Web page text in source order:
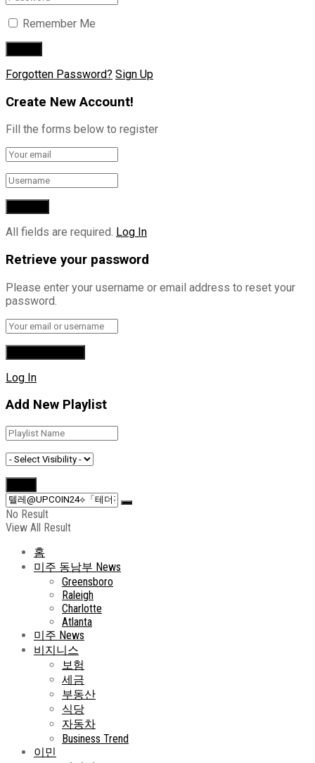
Remember Me
Forgotten Password? Sign Up
Create New Account!
Fill the forms below to register
All fields are required. Log In
Retrieve your password
Please enter your username or email address to reset your
password.
Log In
Add New Playlist
No Result
View All Result
홈
미주 동남부 News
Greensboro
Raleigh
Charlotte
Atlanta
미주 News
비지니스
보험
세금
부동산
식당
자동차
Business Trend
이민